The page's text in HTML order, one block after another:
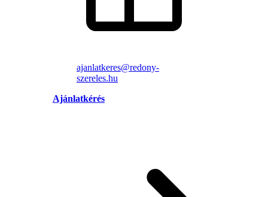
ajanlatkeres@redony-
szereles.hu
Ajánlatkérés